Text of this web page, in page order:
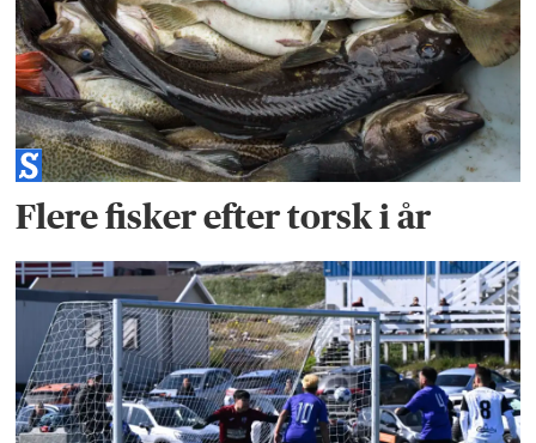
Flere fisker efter torsk i år